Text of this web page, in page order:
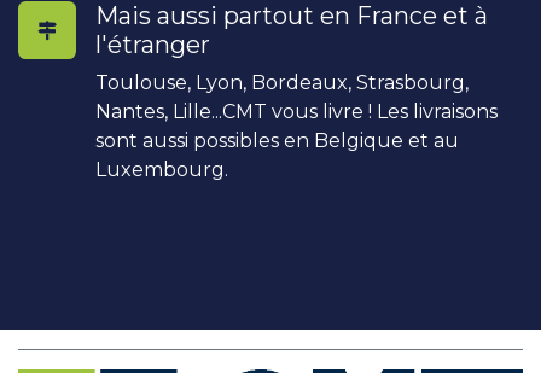
Mais aussi partout en France et à
l'étranger
Toulouse, Lyon, Bordeaux, Strasbourg,
Nantes, Lille...CMT vous livre ! Les livraisons
sont aussi possibles en Belgique et au
Luxembourg.